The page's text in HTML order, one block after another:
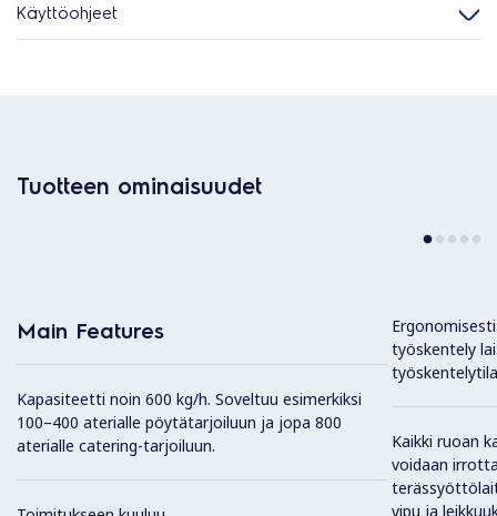
Käyttöohjeet
Tuotteen ominaisuudet
Main Features
Kapasiteetti noin 600 kg/h. Soveltuu esimerkiksi
100–400 aterialle pöytätarjoiluun ja jopa 800
aterialle catering-tarjoiluun.
työskentely
Kaikki ruoan
voidaan
vipu ja